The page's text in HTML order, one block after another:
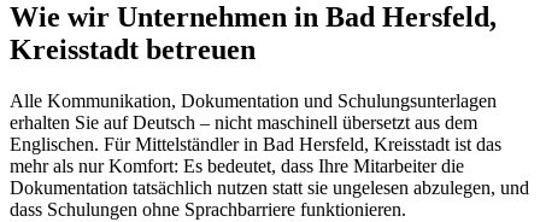
Wie wir Unternehmen in Bad Hersfeld,
Kreisstadt betreuen
Alle Kommunikation, Dokumentation und Schulungsunterlagen
erhalten Sie auf Deutsch – nicht maschinell übersetzt aus dem
Englischen. Für Mittelständler in Bad Hersfeld, Kreisstadt ist das
mehr als nur Komfort: Es bedeutet, dass Ihre Mitarbeiter die
Dokumentation tatsächlich nutzen statt sie ungelesen abzulegen, und
dass Schulungen ohne Sprachbarriere funktionieren.